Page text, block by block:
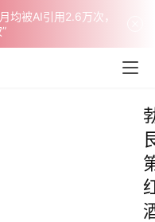
均被AI引用2.6万次，